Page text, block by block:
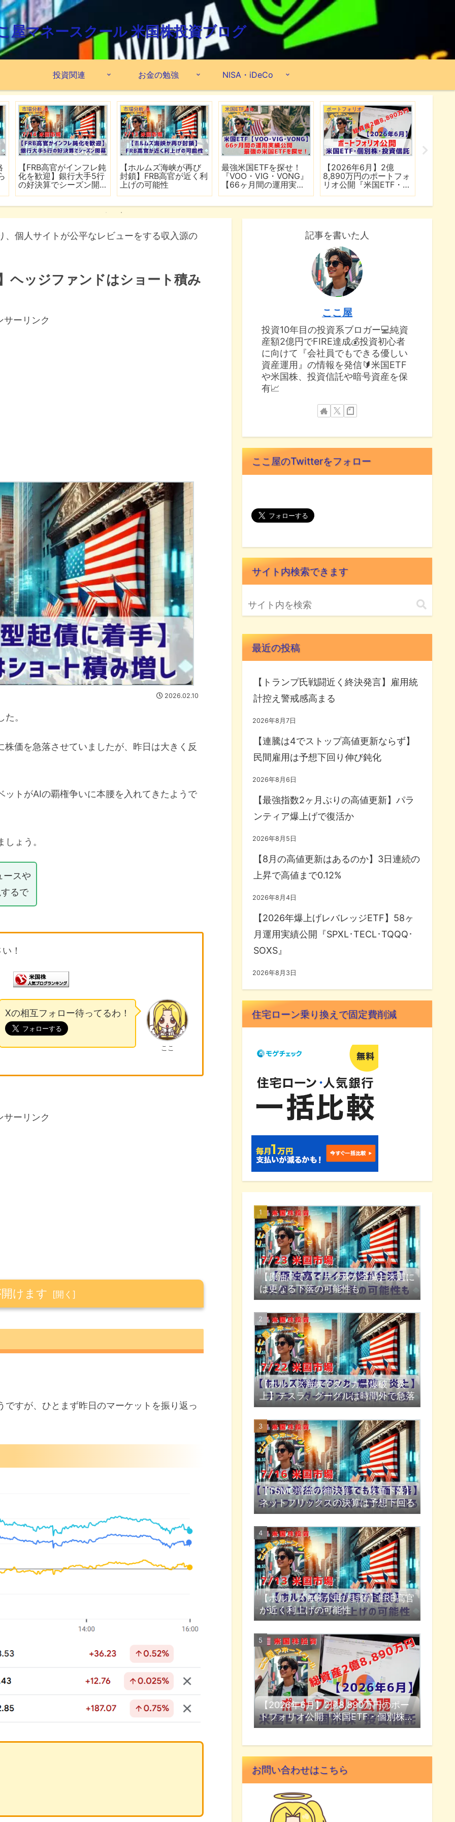
屋マネースクール 米国株投資ブログ
投資関連 お金の勉強 NISA・iDeCo
市場分析
【FRB高官がインフレ鈍
化を歓迎】銀行大手5行
の好決算でシーズン開
市場分析
【ホルムズ海峡が再び
封鎖】FRB高官が近く利
上げの可能性
米国ETF
最強米国ETFを探せ！
『VOO・VIG・VONG』
【66ヶ月間の運用実績
ポートフォリオ
【2026年6月】2億
8,890万円のポートフォ
リオ公開『米国ETF・個
個人サイトが公平なレビューをする収入源の
ヘッジファンドはショート積み
サーリンク
2026.02.10
。
価を急落させていましたが、昨日は大きく反
トがAIの覇権争いに本腰を入れてきたようで
ょう。
ースや
るで
！
ここ
Xの相互フォロー待ってるわ！
サーリンク
けます
すが、ひとまず昨日のマーケットを振り返っ
記事を書いた人
ここ屋
投資10年目の投資系ブロガー💻純資
産額2億円でFIRE達成💰投資初心者
に向けて『会社員でもできる優しい
資産運用』の情報を発信🔰米国ETF
や米国株、投資信託や暗号資産を保
有📈
ここ屋のTwitterをフォロー
サイト内検索できます
最近の投稿
【トランプ氏戦闘近く終決発言】雇用統
計控え警戒感高まる
2026年8月7日
【連騰は4でストップ高値更新ならず】
民間雇用は予想下回り伸び鈍化
2026年8月6日
【最強指数2ヶ月ぶりの高値更新】パラ
ンティア爆上げで復活か
2026年8月5日
【8月の高値更新はあるのか】3日連続の
上昇で高値まで0.12%
2026年8月4日
【2026年爆上げレバレッジETF】58ヶ
月運用実績公開『SPXL･TECL･TQQQ･
SOXS』
2026年8月3日
住宅ローン乗り換えで固定費削減
【原油高でハイテク株が全滅】来週に
は更なる下落の可能性も
【ホルムズ海峡でタンカー爆破・炎
上】テスラ、グーグルは時間外で急落
【TSMC増益の神決算でも株価下落】
ネットフリックスの決算は予想下回る
【ホルムズ海峡が再び封鎖】FRB高官
が近く利上げの可能性
【2026年6月】2億8,890万円のポー
トフォリオ公開『米国ETF・個別株・
投資信託』
お問い合わせはこちら